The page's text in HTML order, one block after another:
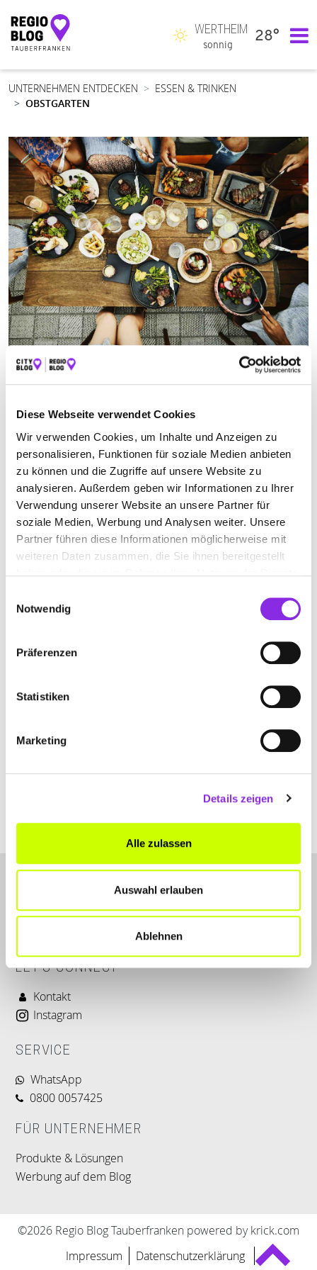
Diese Webseite verwendet Cookies
Wir verwenden Cookies, um Inhalte und Anzeigen zu
personalisieren, Funktionen für soziale Medien anbieten
zu können und die Zugriffe auf unsere Website zu
analysieren. Außerdem geben wir Informationen zu Ihrer
Verwendung unserer Website an unsere Partner für
soziale Medien, Werbung und Analysen weiter. Unsere
Partner führen diese Informationen möglicherweise mit
weiteren Daten zusammen, die Sie ihnen bereitgestellt
Notwendig
Präferenzen
Statistiken
Marketing
Details zeigen
Alle zulassen
Auswahl erlauben
Ablehnen
Hauptnavigation
WERTHEIM
sonnig
28°
UNTERNEHMEN ENTDECKEN
ESSEN & TRINKEN
OBSTGARTEN
OBSTGARTEN
Suchen nach
Finden
ALLE WERTHEIM
+4993421552
www.fruchtspass.de
LET'S CONNECT
Kontakt
Instagram
SERVICE
WhatsApp
0800 0057425
FÜR UNTERNEHMER
Produkte & Lösungen
Werbung auf dem Blog
©2026 Regio Blog Tauberfranken powered by krick.com
Impressum
Datenschutzerklärung